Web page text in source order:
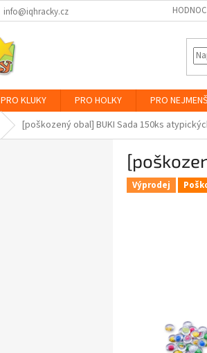
info@iqhracky.cz
PRO KLUKY PRO HOLKY PRO
[poškozený obal] BUKI Sada 150ks
Výprodej